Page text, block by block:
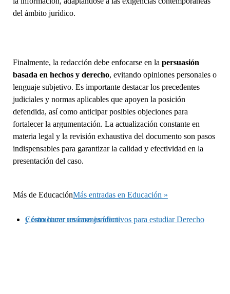
del ámbito jurídico.
Finalmente, la redacción debe enfocarse en la persuasión
basada en hechos y derecho, evitando opiniones personales o
lenguaje subjetivo. Es importante destacar los precedentes
judiciales y normas aplicables que apoyen la posición
defendida, así como anticipar posibles objeciones para
fortalecer la argumentación. La actualización constante en
materia legal y la revisión exhaustiva del documento son pasos
indispensables para garantizar la calidad y efectividad en la
presentación del caso.
Más de EducaciónMás entradas en Educación »
Cómo hacer resúmenes efectivos para estudiar Derecho y estructurar un caso jurídico